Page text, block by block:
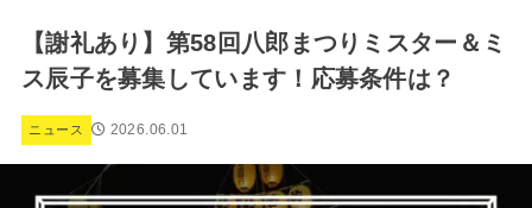
【謝礼あり】第58回八郎まつりミスター＆ミ
ス辰子を募集しています！応募条件は？
ニュース 2026.06.01